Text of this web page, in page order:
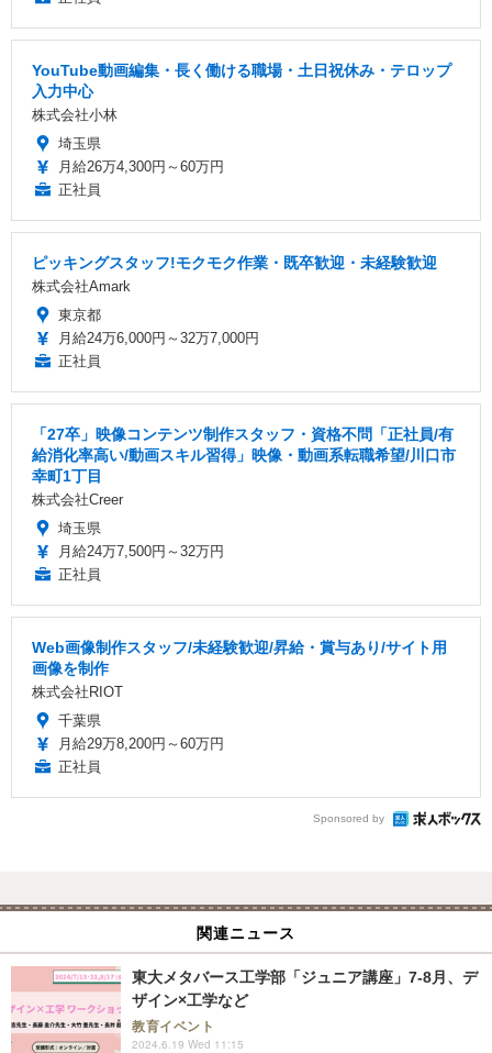
YouTube動画編集・長く働ける職場・土日祝休み・テロップ
入力中心
株式会社小林
埼玉県
月給26万4,300円～60万円
正社員
ピッキングスタッフ!モクモク作業・既卒歓迎・未経験歓迎
株式会社Amark
東京都
月給24万6,000円～32万7,000円
正社員
「27卒」映像コンテンツ制作スタッフ・資格不問「正社員/有
給消化率高い/動画スキル習得」映像・動画系転職希望/川口市
幸町1丁目
株式会社Creer
埼玉県
月給24万7,500円～32万円
正社員
Web画像制作スタッフ/未経験歓迎/昇給・賞与あり/サイト用
画像を制作
株式会社RIOT
千葉県
月給29万8,200円～60万円
正社員
Sponsored by
関連ニュース
東大メタバース工学部「ジュニア講座」7-8月、デ
ザイン×工学など
教育イベント
2024.6.19 Wed 11:15